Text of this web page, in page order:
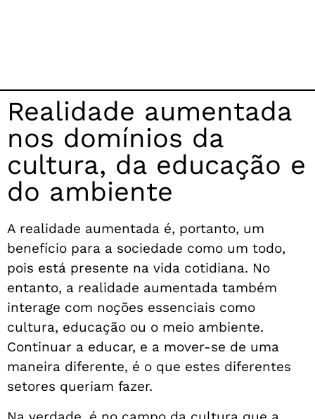
Realidade aumentada
nos domínios da
cultura, da educação e
do ambiente
A realidade aumentada é, portanto, um
benefício para a sociedade como um todo,
pois está presente na vida cotidiana. No
entanto, a realidade aumentada também
interage com noções essenciais como
cultura, educação ou o meio ambiente.
Continuar a educar, e a mover-se de uma
maneira diferente, é o que estes diferentes
setores queriam fazer.